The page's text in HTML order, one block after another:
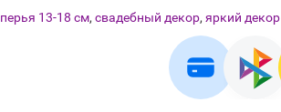
перья 13-18 см, свадебный декор, яркий декор